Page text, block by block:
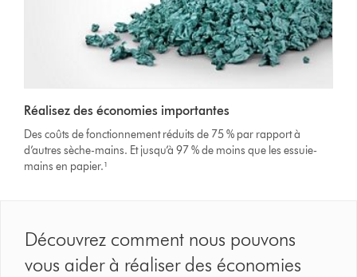
Réalisez des économies importantes
Des coûts de fonctionnement réduits de 75 % par rapport à
d’autres sèche-mains. Et jusqu’à 97 % de moins que les essuie-
mains en papier.¹
Découvrez comment nous pouvons
vous aider à réaliser des économies